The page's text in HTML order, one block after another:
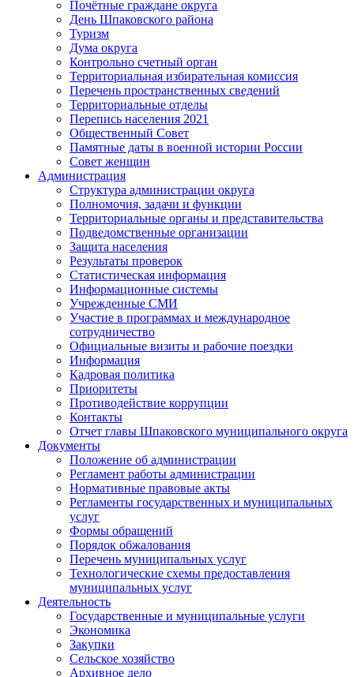
Почётные граждане округа
День Шпаковского района
Туризм
Дума округа
Контрольно счетный орган
Территориальная избирательная комиссия
Перечень пространственных сведений
Территориальные отделы
Перепись населения 2021
Общественный Совет
Памятные даты в военной истории России
Совет женщин
Администрация
Структура администрации округа
Полномочия, задачи и функции
Территориальные органы и представительства
Подведомственные организации
Защита населения
Результаты проверок
Статистическая информация
Информационные системы
Учрежденные СМИ
Участие в программах и международное
сотрудничество
Официальные визиты и рабочие поездки
Информация
Кадровая политика
Приоритеты
Противодействие коррупции
Контакты
Отчет главы Шпаковского муниципального округа
Документы
Положение об администрации
Регламент работы администрации
Нормативные правовые акты
Регламенты государственных и муниципальных
услуг
Формы обращений
Порядок обжалования
Перечень муниципальных услуг
Технологические схемы предоставления
муниципальных услуг
Деятельность
Государственные и муниципальные услуги
Экономика
Закупки
Сельское хозяйство
Архивное дело